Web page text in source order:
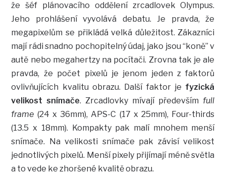
že šéf plánovacího oddělení zrcadlovek Olympus.
Jeho prohlášení vyvolává debatu. Je pravda, že
megapixelům se přikládá velká důležitost. Zákazníci
mají rádi snadno pochopitelný údaj, jako jsou “koně” v
autě nebo megahertzy na pocítači. Zrovna tak je ale
pravda, že počet pixelů je jenom jeden z faktorů
ovlivňujících kvalitu obrazu. Další faktor je fyzická
velikost snímače. Zrcadlovky mívají především full
frame (24 x 36mm), APS-C (17 x 25mm), Four-thirds
(13.5 x 18mm). Kompakty pak malí mnohem menší
snímače. Na velikosti snímače pak závisí velikost
jednotlivých pixelů. Menší pixely přijímají méně světla
a to vede ke zhoršené kvalitě obrazu.